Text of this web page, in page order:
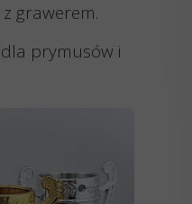
grawerem.
prymusów i